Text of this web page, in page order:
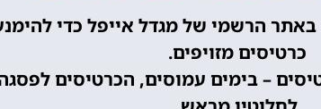
הרשמי של מגדל אייפל כדי
כרטיסים מזויפים.
– בימים עמוסים, הכרטיסים